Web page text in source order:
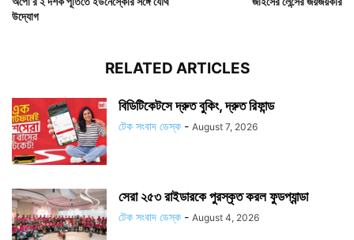
উদ্যোগ
RELATED ARTICLES
বিডিটিকেটসে দ্রুত বুকিং, দ্রুত রিফান্ড
টেক সংবাদ ডেস্ক - August 7, 2026
সেরা ২৫৩ রাইডারকে পুরস্কৃত করল ফুডপ্যান্ডা
টেক সংবাদ ডেস্ক - August 4, 2026